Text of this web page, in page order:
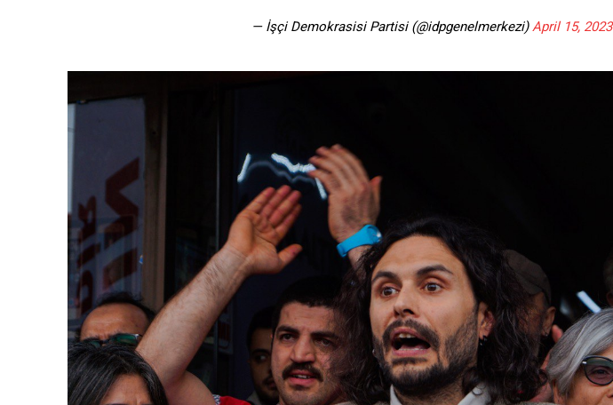
— İşçi Demokrasisi Partisi (@idpgenelmerkezi)April 15, 2023